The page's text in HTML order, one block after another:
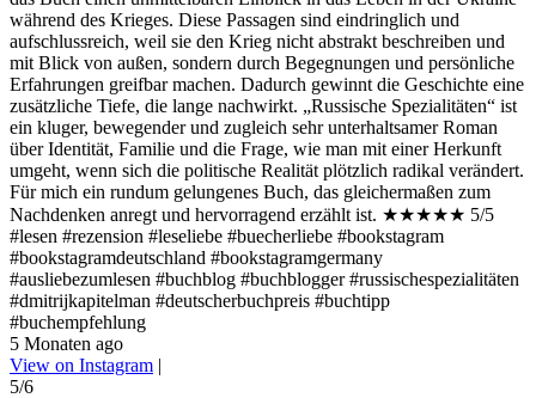
während des Krieges. Diese Passagen sind eindringlich und
aufschlussreich, weil sie den Krieg nicht abstrakt beschreiben und
mit Blick von außen, sondern durch Begegnungen und persönliche
Erfahrungen greifbar machen. Dadurch gewinnt die Geschichte eine
zusätzliche Tiefe, die lange nachwirkt. „Russische Spezialitäten“ ist
ein kluger, bewegender und zugleich sehr unterhaltsamer Roman
über Identität, Familie und die Frage, wie man mit einer Herkunft
umgeht, wenn sich die politische Realität plötzlich radikal verändert.
Für mich ein rundum gelungenes Buch, das gleichermaßen zum
Nachdenken anregt und hervorragend erzählt ist. ★★★★★ 5/5
#lesen #rezension #leseliebe #buecherliebe #bookstagram
#bookstagramdeutschland #bookstagramgermany
#ausliebezumlesen #buchblog #buchblogger #russischespezialitäten
#dmitrijkapitelman #deutscherbuchpreis #buchtipp
#buchempfehlung
5 Monaten ago
View on Instagram |
5/6